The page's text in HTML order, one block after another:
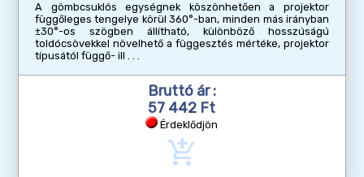
A gömbcsuklós egységnek köszönhetően a projektor
függőleges tengelye körül 360°-ban, minden más irányban
±30°-os szögben állítható, különböző hosszúságú
toldócsövekkel növelhető a függesztés mértéke, projektor
típusától függő- ill
Bruttó ár :
57 442 Ft
Érdeklődjön
add_shopping_cart